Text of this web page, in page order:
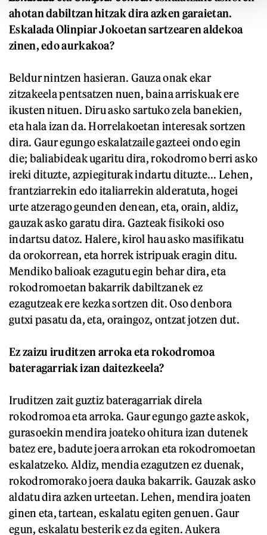
ahotan dabiltzan hitzak dira azken garaietan.
Eskalada Olinpiar Jokoetan sartzearen aldekoa
zinen, edo aurkakoa?
Beldur nintzen hasieran. Gauza onak ekar
zitzakeela pentsatzen nuen, baina arriskuak ere
ikusten nituen. Diru asko sartuko zela banekien,
eta hala izan da. Horrelakoetan interesak sortzen
dira. Gaur egungo eskalatzaile gazteei ondo egin
die; baliabideak ugaritu dira, rokodromo berri asko
ireki dituzte, azpiegiturak indartu dituzte... Lehen,
frantziarrekin edo italiarrekin alderatuta, hogei
urte atzerago geunden denean, eta, orain, aldiz,
gauzak asko garatu dira. Gazteak fisikoki oso
indartsu datoz. Halere, kirol hau asko masifikatu
da orokorrean, eta horrek istripuak eragin ditu.
Mendiko balioak ezagutu egin behar dira, eta
rokodromoetan bakarrik dabiltzanek ez
ezagutzeak ere kezka sortzen dit. Oso denbora
gutxi pasatu da, eta, oraingoz, ontzat jotzen dut.
Ez zaizu iruditzen arroka eta rokodromoa
bateragarriak izan daitezkeela?
Iruditzen zait guztiz bateragarriak direla
rokodromoa eta arroka. Gaur egungo gazte askok,
gurasoekin mendira joateko ohitura izan dutenek
batez ere, badute joera arrokan eta rokodromoetan
eskalatzeko. Aldiz, mendia ezagutzen ez duenak,
rokodromorako joera dauka bakarrik. Gauzak asko
aldatu dira azken urteetan. Lehen, mendira joaten
ginen eta, tartean, eskalatu egiten genuen. Gaur
egun, eskalatu besterik ez da egiten. Aukera